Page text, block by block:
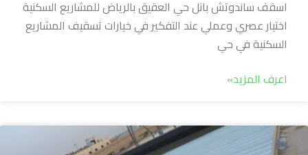
اسقف ساندوتش بانل حي العقيق بالرياض للمشاريع السكنية
اختيار عصري وعملي عند التفكير في خيارات تسقيف المشاريع
السكنية في حي
اعرف المزيد»